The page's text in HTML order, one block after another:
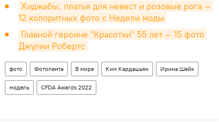
Хиджабы, платья для невест и розовые рога —
12 колоритных фото с Недели моды
Главной героине "Красотки" 55 лет — 15 фото
Джулии Робертс
фото Фотолента В мире Ким Кардашьян Ирина Шейк
модель CFDA Awards 2022